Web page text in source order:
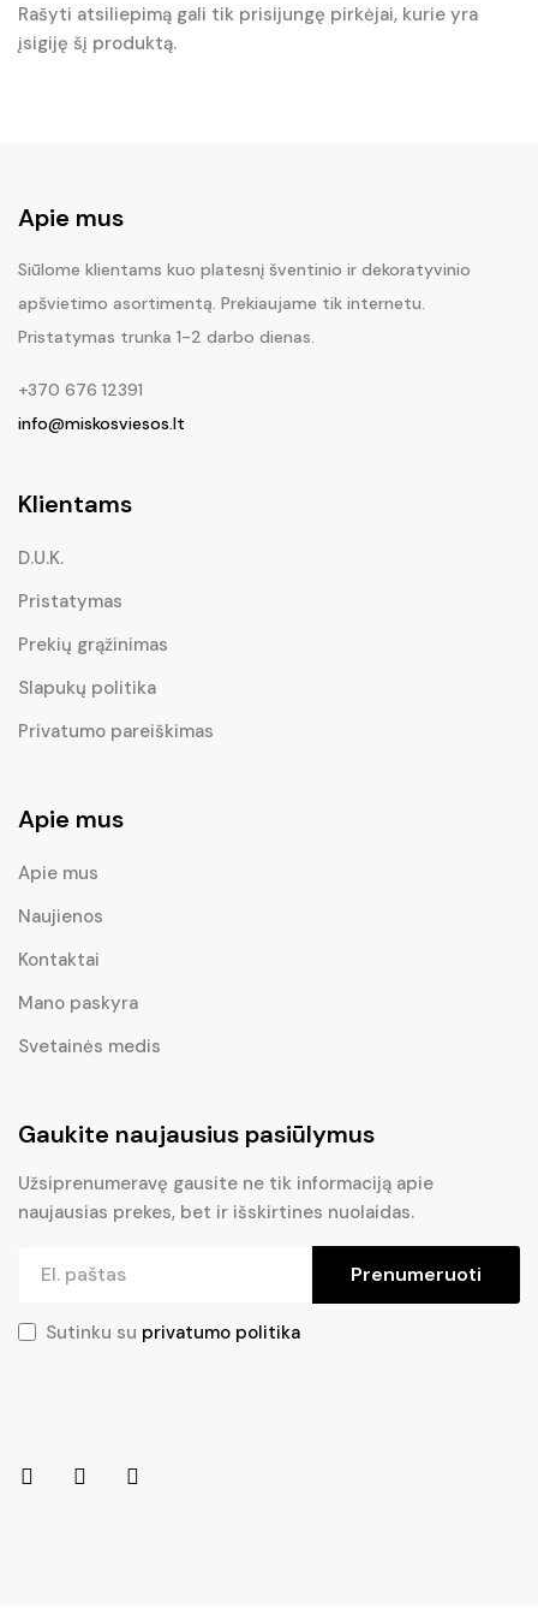
Rašyti atsiliepimą gali tik prisijungę pirkėjai, kurie yra
įsigiję šį produktą.
Apie mus
Siūlome klientams kuo platesnį šventinio ir dekoratyvinio
apšvietimo asortimentą. Prekiaujame tik internetu.
Pristatymas trunka 1-2 darbo dienas.
+370 676 12391
info@miskosviesos.lt
Klientams
D.U.K.
Pristatymas
Prekių grąžinimas
Slapukų politika
Privatumo pareiškimas
Apie mus
Apie mus
Naujienos
Kontaktai
Mano paskyra
Svetainės medis
Gaukite naujausius pasiūlymus
Užsiprenumeravę gausite ne tik informaciją apie
naujausias prekes, bet ir išskirtines nuolaidas.
Prenumeruoti
Sutinku su privatumo politika